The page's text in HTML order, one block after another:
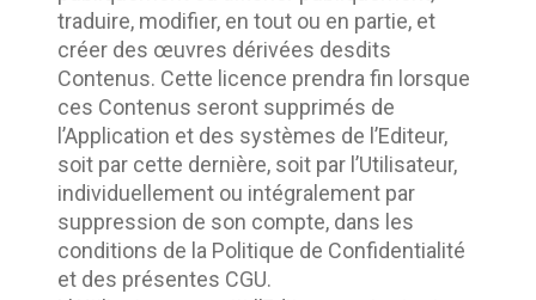
traduire, modifier, en tout ou en partie, et
créer des œuvres dérivées desdits
Contenus. Cette licence prendra fin lorsque
ces Contenus seront supprimés de
l’Application et des systèmes de l’Editeur,
soit par cette dernière, soit par l’Utilisateur,
individuellement ou intégralement par
suppression de son compte, dans les
conditions de la Politique de Confidentialité